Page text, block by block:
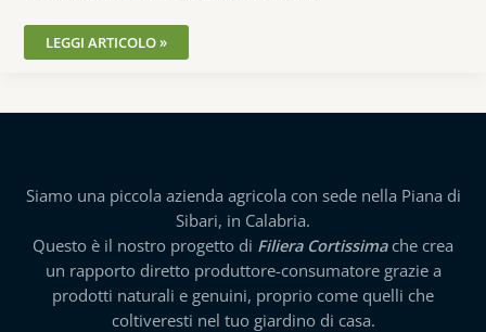
LEGGI ARTICOLO »
Siamo una piccola azienda agricola con sede nella Piana di
Sibari, in Calabria.
Questo è il nostro progetto di Filiera Cortissimache crea
un rapporto diretto produttore-consumatore grazie a
prodotti naturali e genuini, proprio come quelli che
coltiveresti nel tuo giardino di casa.